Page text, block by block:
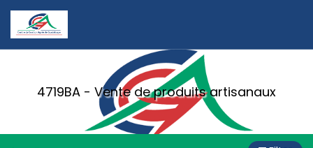
4719BA - Vente de produits artisanaux